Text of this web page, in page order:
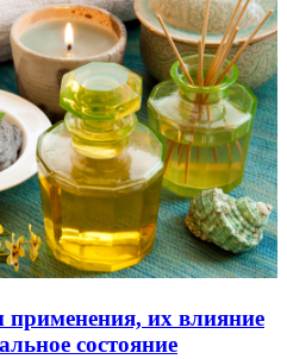
их влияние
состояние